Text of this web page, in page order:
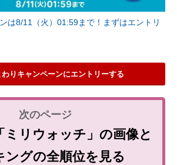
は8/11（火）01:59まで！まずはエントリ
わりキャンペーンにエントリーする
ミリウォッチ」の画像と
ングの全順位を見る